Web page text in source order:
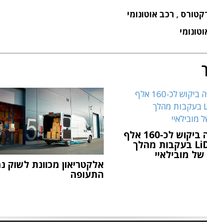
, רכב אוטונומי
אינוויז צופה ביקוש לכ-160 אלף
חיישני LiDAR בעקבות מהלך
מובילאיי
אלקטריאון מכוונת לשוק
התעופה